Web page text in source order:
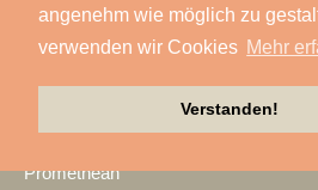
angenehm wie möglich zu
verwenden wir Cookies Mehr
Verstanden!
Pro Audio-Technik
ProAudio Technology
Promethean